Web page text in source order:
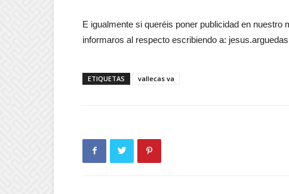
E igualmente si queréis poner publicidad en nuestro
informaros al respecto escribiendo a:
ETIQUETAS vallecas va